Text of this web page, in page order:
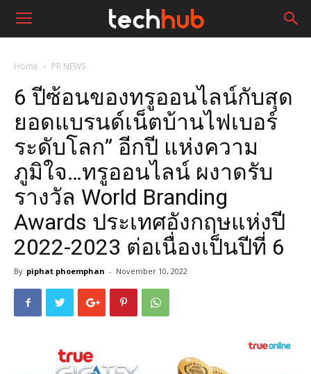
Home PR NEWS
6 ปีซ้อนของทรูออนไลน์กับสุด
ยอดแบรนด์เน็ตบ้านไฟเบอร์
ระดับโลก” อีกปี แห่งความ
ภูมิใจ…ทรูออนไลน์ ผงาดรับ
รางวัล World Branding
Awards ประเทศอังกฤษแห่งปี
2022-2023 ต่อเนื่องเป็นปีที่ 6
By piphat phoemphan - November 10, 2022